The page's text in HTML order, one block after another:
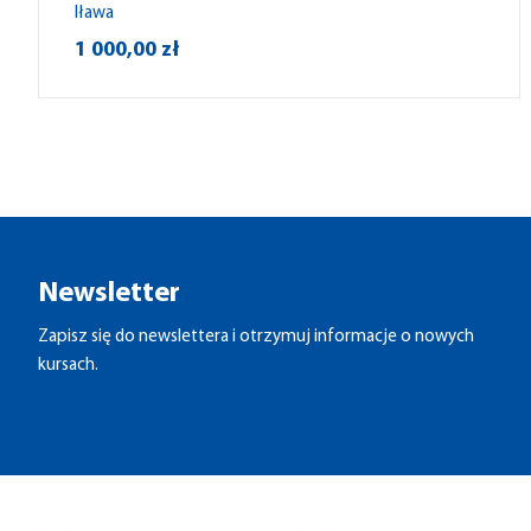
Iława
1 000,00 zł
Newsletter
Zapisz się do newslettera i otrzymuj informacje o nowych
kursach.